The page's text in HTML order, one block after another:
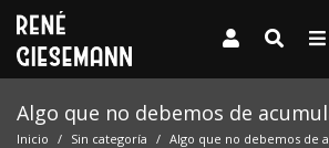
Algo que no debemos de
Inicio Sin categoría Algo que no debemos de